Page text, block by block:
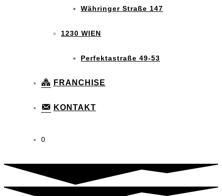
Währinger Straße 147
1230 WIEN
Perfektastraße 49-53
FRANCHISE
KONTAKT
0